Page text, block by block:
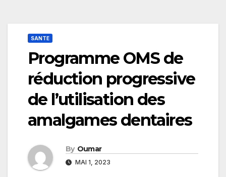
SANTE
Programme OMS de
réduction progressive
de l’utilisation des
amalgames dentaires
By Oumar
MAI 1, 2023